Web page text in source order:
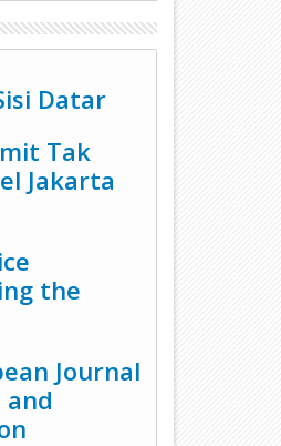
Datar
Tak
Jakarta
the
Journal